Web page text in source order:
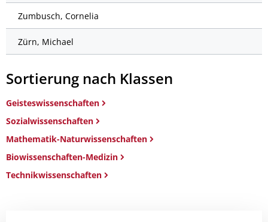
Zumbusch, Cornelia
Zürn, Michael
Sortierung nach Klassen
Geisteswissenschaften
Sozialwissenschaften
Mathematik-Naturwissenschaften
Biowissenschaften-Medizin
Technikwissenschaften